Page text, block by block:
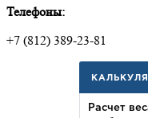
Телефоны:
+7 (812) 389-23-81